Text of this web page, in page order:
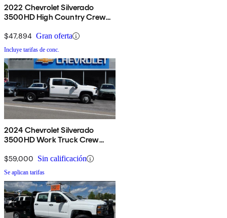
2022 Chevrolet Silverado
3500HD High Country Crew
$47,894 Gran oferta
Incluye tarifas de conc.
2024 Chevrolet Silverado
3500HD Work Truck Crew
$59,000 Sin calificación
Se aplican tarifas